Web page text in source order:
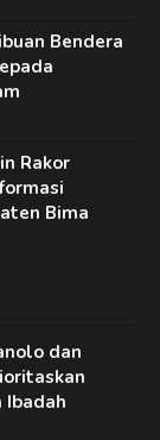
Bendera
Rakor
Bima
dan
Ibadah